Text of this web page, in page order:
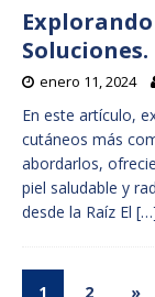
Soluciones.
enero 11, 2024
En este artículo,
cutáneos más
abordarlos,
piel saludable y
desde la Raíz El
1 2 »